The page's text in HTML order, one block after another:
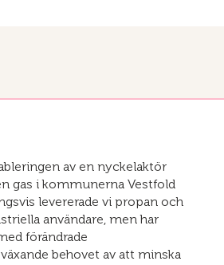
av en nyckelaktör
gas i kommunerna Vestfold
levererade vi propan och
användare, men har
förändrade
behovet av att minska